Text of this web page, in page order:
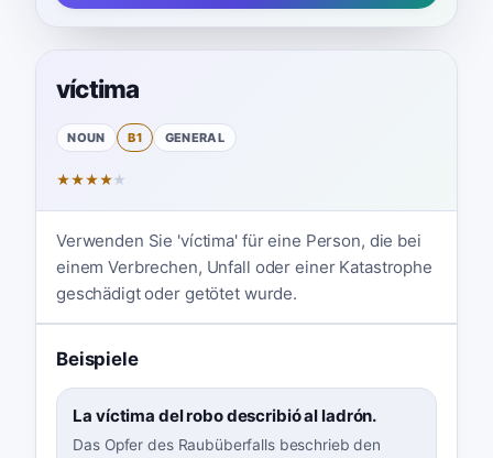
víctima
NOUN B1 GENERAL
★★★★★
Verwenden Sie 'víctima' für eine Person, die bei
einem Verbrechen, Unfall oder einer Katastrophe
geschädigt oder getötet wurde.
Beispiele
La víctima del robo describió al ladrón.
Das Opfer des Raubüberfalls beschrieb den